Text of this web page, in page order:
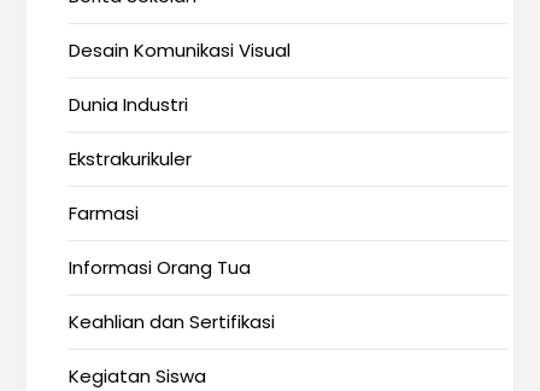
Desain Komunikasi Visual
Dunia Industri
Ekstrakurikuler
Farmasi
Informasi Orang Tua
Keahlian dan Sertifikasi
Kegiatan Siswa